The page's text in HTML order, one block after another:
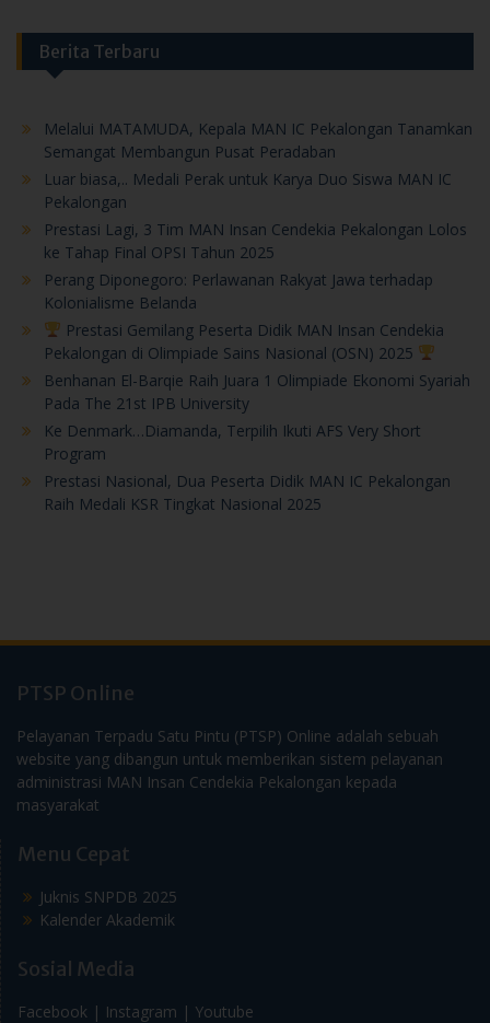
Berita Terbaru
Melalui MATAMUDA, Kepala MAN IC Pekalongan Tanamkan
Semangat Membangun Pusat Peradaban
Luar biasa,.. Medali Perak untuk Karya Duo Siswa MAN IC
Pekalongan
Prestasi Lagi, 3 Tim MAN Insan Cendekia Pekalongan Lolos
ke Tahap Final OPSI Tahun 2025
Perang Diponegoro: Perlawanan Rakyat Jawa terhadap
Kolonialisme Belanda
Prestasi Gemilang Peserta Didik MAN Insan Cendekia
Pekalongan di Olimpiade Sains Nasional (OSN) 2025
Benhanan El-Barqie Raih Juara 1 Olimpiade Ekonomi Syariah
Pada The 21st IPB University
Ke Denmark…Diamanda, Terpilih Ikuti AFS Very Short
Program
Prestasi Nasional, Dua Peserta Didik MAN IC Pekalongan
Raih Medali KSR Tingkat Nasional 2025
PTSP Online
Pelayanan Terpadu Satu Pintu (PTSP) Online adalah sebuah
website yang dibangun untuk memberikan sistem pelayanan
administrasi MAN Insan Cendekia Pekalongan kepada
masyarakat
Menu Cepat
Juknis SNPDB 2025
Kalender Akademik
Sosial Media
Facebook | Instagram | Youtube